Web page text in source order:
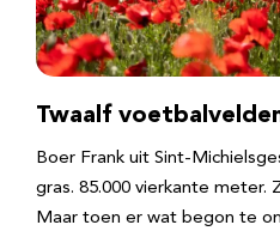
Twaalf
Boer Frank uit Sint-
gras. 85.000 vierkante meter.
Maar toen er wat begon te